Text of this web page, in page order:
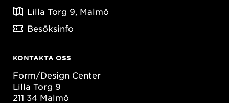
Lilla Torg 9, Malmö
Besöksinfo
KONTAKTA OSS
Form/Design Center
Lilla Torg 9
211 34 Malmö